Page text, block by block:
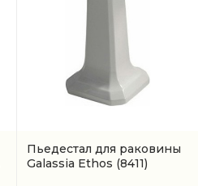
Пьедестал для раковины
Galassia Ethos (8411)